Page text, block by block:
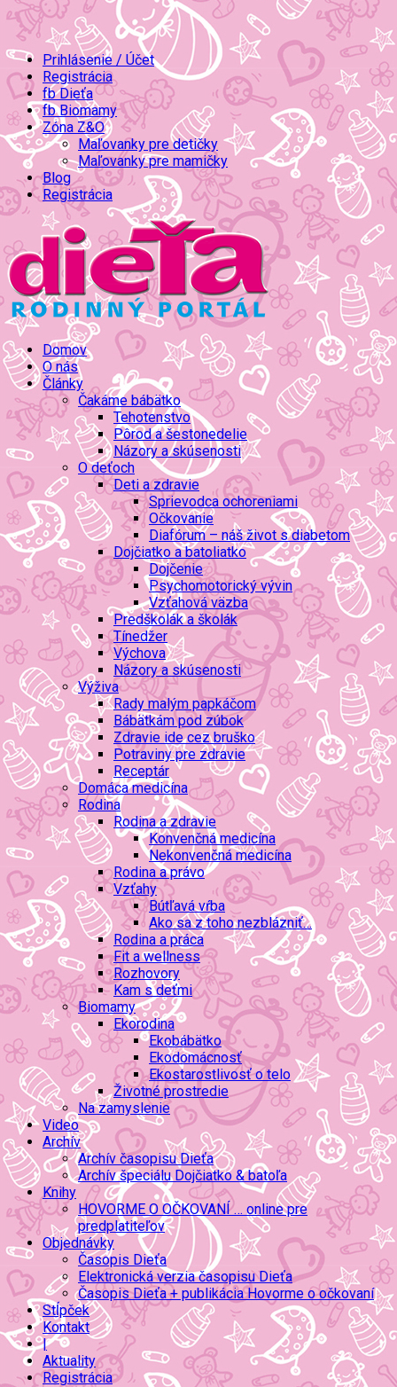
Prihlásenie / Účet
Registrácia
fb Dieťa
fb Biomamy
Zóna Z&O
Maľovanky pre detičky
Maľovanky pre mamičky
Blog
Registrácia
Domov
O nás
Články
Čakáme bábätko
Tehotenstvo
Pôrod a šestonedelie
Názory a skúsenosti
O deťoch
Deti a zdravie
Sprievodca ochoreniami
Očkovanie
Diafórum – náš život s diabetom
Dojčiatko a batoliatko
Dojčenie
Psychomotorický vývin
Vzťahová väzba
Predškolák a školák
Tínedžer
Výchova
Názory a skúsenosti
Výživa
Rady malým papkáčom
Bábätkám pod zúbok
Zdravie ide cez bruško
Potraviny pre zdravie
Receptár
Domáca medicína
Rodina
Rodina a zdravie
Konvenčná medicína
Nekonvenčná medicína
Rodina a právo
Vzťahy
Bútľavá vŕba
Ako sa z toho nezblázniť…
Rodina a práca
Fit a wellness
Rozhovory
Kam s deťmi
Biomamy
Ekorodina
Ekobábätko
Ekodomácnosť
Ekostarostlivosť o telo
Životné prostredie
Na zamyslenie
Video
Archív
Archív časopisu Dieťa
Archív špeciálu Dojčiatko & batoľa
Knihy
HOVORME O OČKOVANÍ … online pre
predplatiteľov
Objednávky
Časopis Dieťa
Elektronická verzia časopisu Dieťa
Časopis Dieťa + publikácia Hovorme o očkovaní
Stĺpček
Kontakt
|
Aktuality
Registrácia